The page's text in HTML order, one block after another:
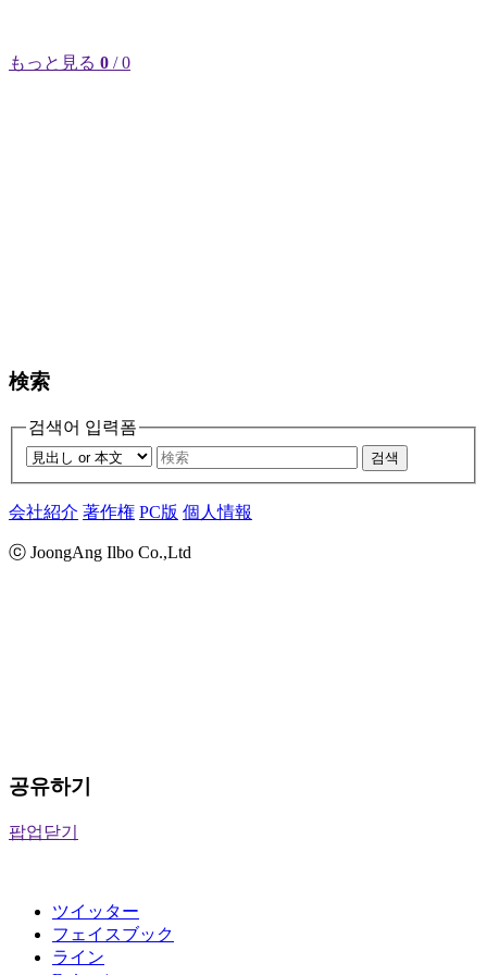
もっと見る 0 / 0
検索
검색어 입력폼
검색
会社紹介 著作権 PC版 個人情報
ⓒ JoongAng Ilbo Co.,Ltd
공유하기
팝업닫기
ツイッター
フェイスブック
ライン